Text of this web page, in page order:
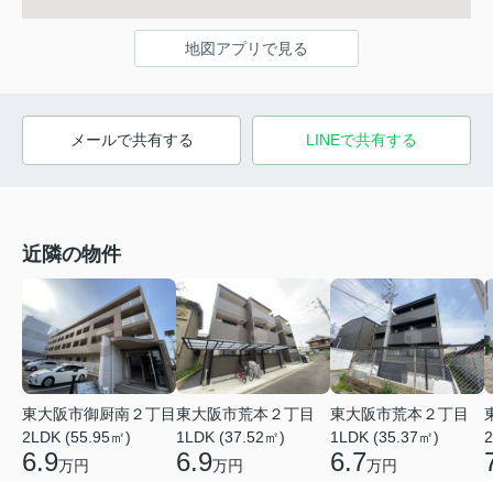
地図アプリで見る
メールで共有する LINEで共有する
近隣の物件
東大阪市御厨南２丁目
2LDK (55.95㎡)
6.9万円
東大阪市荒本２丁目
1LDK (37.52㎡)
6.9万円
東大阪市荒本２丁目
1LDK (35.37㎡)
6.7万円